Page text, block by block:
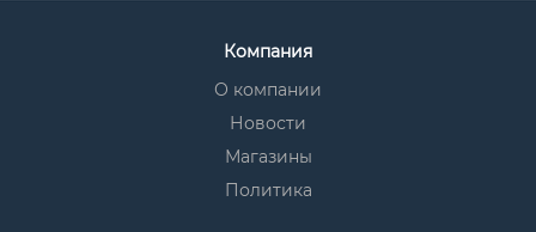
Компания
О компании
Новости
Магазины
Политика